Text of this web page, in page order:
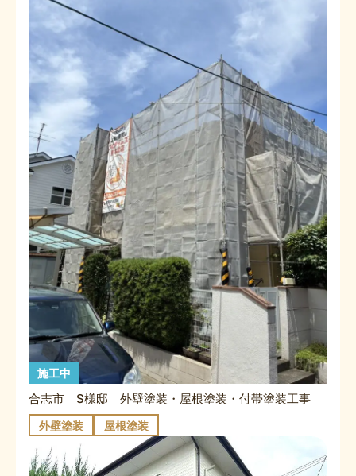
施工中
合志市 S様邸 外壁塗装・屋根塗装・付帯塗装工事
外壁塗装 屋根塗装